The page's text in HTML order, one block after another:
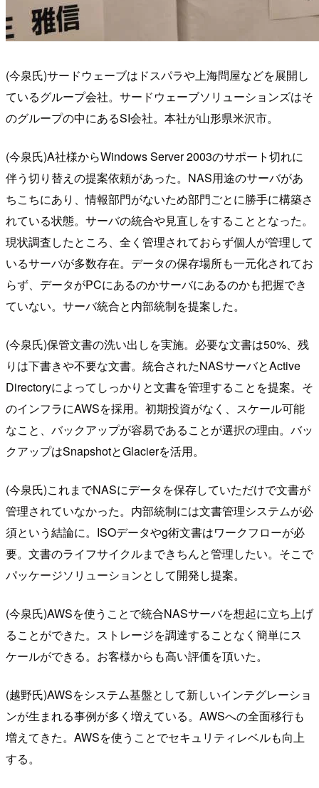
(今泉氏)サードウェーブはドスパラや上海問屋などを展開し
ているグループ会社。サードウェーブソリューションズはそ
のグループの中にあるSI会社。本社が山形県米沢市。
(今泉氏)A社様からWindows Server 2003のサポート切れに
伴う切り替えの提案依頼があった。NAS用途のサーバがあ
ちこちにあり、情報部門がないため部門ごとに勝手に構築さ
れている状態。サーバの統合や見直しをすることとなった。
現状調査したところ、全く管理されておらず個人が管理して
いるサーバが多数存在。データの保存場所も一元化されてお
らず、データがPCにあるのかサーバにあるのかも把握でき
ていない。サーバ統合と内部統制を提案した。
(今泉氏)保管文書の洗い出しを実施。必要な文書は50%、残
りは下書きや不要な文書。統合されたNASサーバとActive
Directoryによってしっかりと文書を管理することを提案。そ
のインフラにAWSを採用。初期投資がなく、スケール可能
なこと、バックアップが容易であることが選択の理由。バッ
クアップはSnapshotとGlacierを活用。
(今泉氏)これまでNASにデータを保存していただけで文書が
管理されていなかった。内部統制には文書管理システムが必
須という結論に。ISOデータやg術文書はワークフローが必
要。文書のライフサイクルまできちんと管理したい。そこで
パッケージソリューションとして開発し提案。
(今泉氏)AWSを使うことで統合NASサーバを想起に立ち上げ
ることができた。ストレージを調達することなく簡単にス
ケールができる。お客様からも高い評価を頂いた。
(越野氏)AWSをシステム基盤として新しいインテグレーショ
ンが生まれる事例が多く増えている。AWSへの全面移行も
増えてきた。AWSを使うことでセキュリティレベルも向上
する。